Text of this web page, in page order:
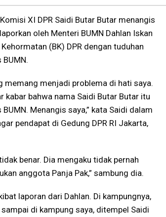
XI DPR Saidi Butar Butar menangis
oleh Menteri BUMN Dahlan Iskan
Kehormatan (BK) DPR dengan tuduhan
memang menjadi problema di hati saya.
kabar bahwa nama Saidi Butar Butar itu
Menangis saya,” kata Saidi dalam
pendapat di Gedung DPR RI Jakarta,
benar. Dia mengaku tidak pernah
anggota Panja Pak,” sambung dia.
laporan dari Dahlan. Di kampungnya,
sampai di kampung saya, ditempel Saidi